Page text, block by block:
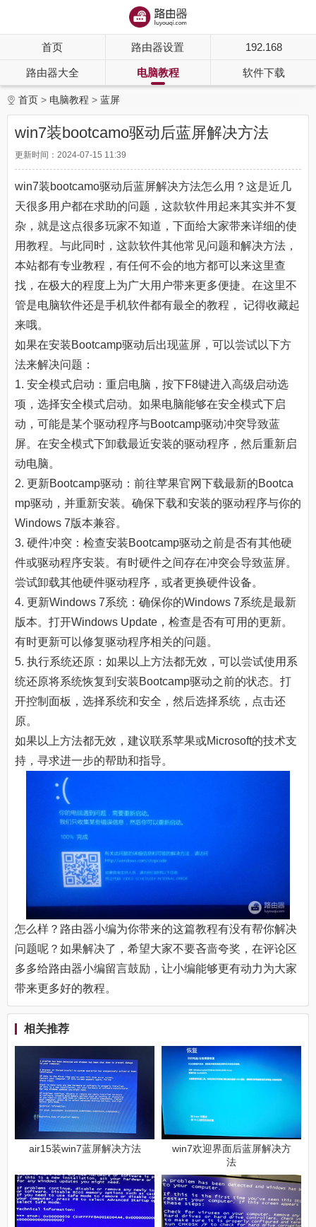
首页 路由器设置 192.168
路由器大全 电脑教程 软件下载
首页 电脑教程 蓝屏
win7装bootcamo驱动后蓝屏解决方法
更新时间：2024-07-15 11:39
win7装bootcamo驱动后蓝屏解决方法怎么用？这是近几
天很多用户都在求助的问题，这款软件用起来其实并不复
杂，就是这点很多玩家不知道，下面给大家带来详细的使
用教程。与此同时，这款软件其他常见问题和解决方法，
本站都有专业教程，有任何不会的地方都可以来这里查
找，在极大的程度上为广大用户带来更多便捷。在这里不
管是电脑软件还是手机软件都有最全的教程， 记得收藏起
来哦。
如果在安装Bootcamp驱动后出现蓝屏，可以尝试以下方
法来解决问题：
1. 安全模式启动：重启电脑，按下F8键进入高级启动选
项，选择安全模式启动。如果电脑能够在安全模式下启
动，可能是某个驱动程序与Bootcamp驱动冲突导致蓝
屏。在安全模式下卸载最近安装的驱动程序，然后重新启
动电脑。
2. 更新Bootcamp驱动：前往苹果官网下载最新的Bootca
mp驱动，并重新安装。确保下载和安装的驱动程序与你的
Windows 7版本兼容。
3. 硬件冲突：检查安装Bootcamp驱动之前是否有其他硬
件或驱动程序安装。有时硬件之间存在冲突会导致蓝屏。
尝试卸载其他硬件驱动程序，或者更换硬件设备。
4. 更新Windows 7系统：确保你的Windows 7系统是最新
版本。打开Windows Update，检查是否有可用的更新。
有时更新可以修复驱动程序相关的问题。
5. 执行系统还原：如果以上方法都无效，可以尝试使用系
统还原将系统恢复到安装Bootcamp驱动之前的状态。打
开控制面板，选择系统和安全，然后选择系统，点击还
原。
如果以上方法都无效，建议联系苹果或Microsoft的技术支
持，寻求进一步的帮助和指导。
怎么样？路由器小编为你带来的这篇教程有没有帮你解决
问题呢？如果解决了，希望大家不要吝啬夸奖，在评论区
多多给路由器小编留言鼓励，让小编能够更有动力为大家
带来更多好的教程。
相关推荐
air15装win7蓝屏解决方法
win7欢迎界面后蓝屏解决方
法